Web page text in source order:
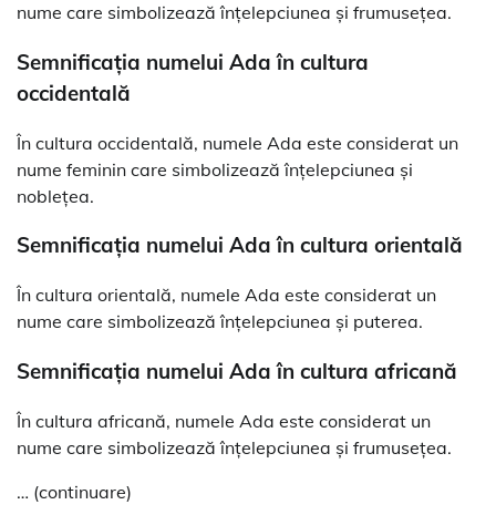
nume care simbolizează înțelepciunea și frumusețea.
Semnificația numelui Ada în cultura
occidentală
În cultura occidentală, numele Ada este considerat un
nume feminin care simbolizează înțelepciunea și
noblețea.
Semnificația numelui Ada în cultura orientală
În cultura orientală, numele Ada este considerat un
nume care simbolizează înțelepciunea și puterea.
Semnificația numelui Ada în cultura africană
În cultura africană, numele Ada este considerat un
nume care simbolizează înțelepciunea și frumusețea.
… (continuare)